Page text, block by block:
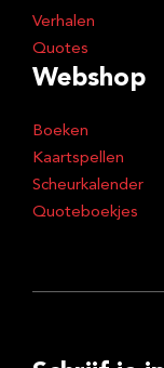
Verhalen
Quotes
Webshop
Boeken
Kaartspellen
Scheurkalender
Quoteboekjes